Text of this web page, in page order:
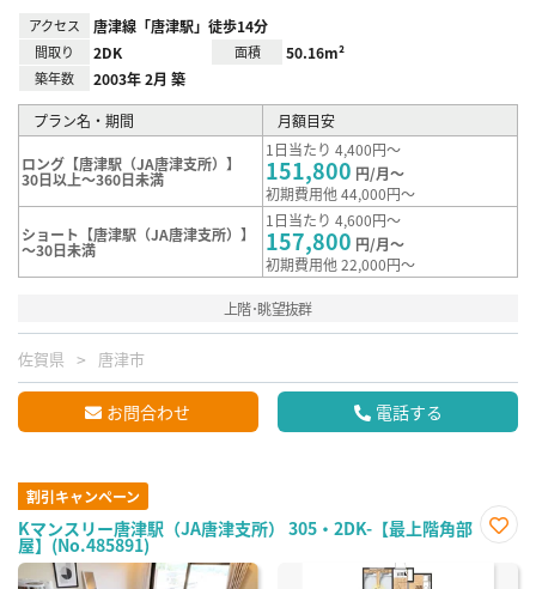
アクセス 唐津線「唐津駅」徒歩14分
間取り 2DK 面積 50.16m²
築年数 2003年 2月 築
プラン名・期間 月額目安
ロング【唐津駅（JA唐津支所）】
30日以上～360日未満
1日当たり 4,400円～
151,800 円/月～
初期費用他 44,000円～
ショート【唐津駅（JA唐津支所）】
～30日未満
1日当たり 4,600円～
157,800 円/月～
初期費用他 22,000円～
上階･眺望抜群
佐賀県 唐津市
お問合わせ 電話する
割引キャンペーン
Kマンスリー唐津駅（JA唐津支所） 305・2DK-【最上階角部
屋】(No.485891)
に入